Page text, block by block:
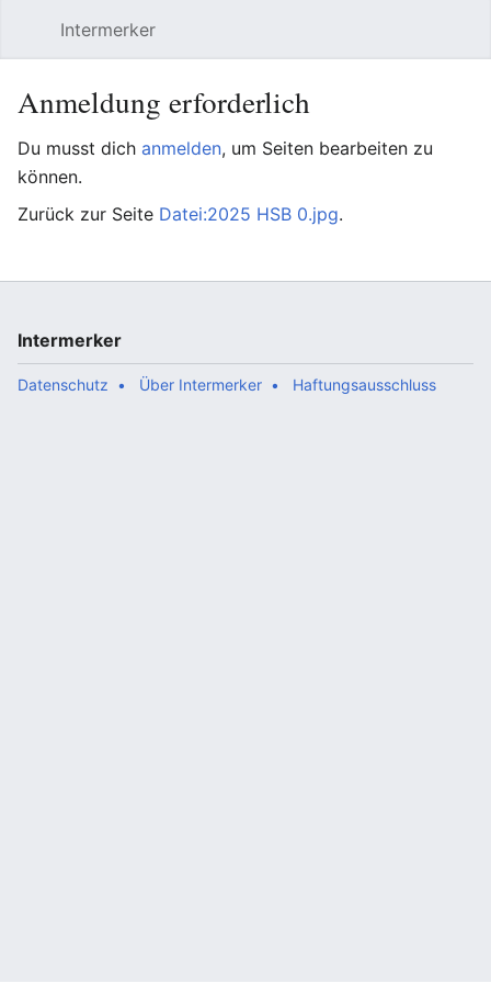
Intermerker
Anmeldung erforderlich
Du musst dich anmelden, um Seiten bearbeiten zu
können.
Zurück zur Seite Datei:2025 HSB 0.jpg.
Intermerker
Datenschutz Über Intermerker Haftungsausschluss